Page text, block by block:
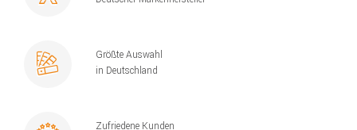
Größte Auswahl
in Deutschland
Zufriedene Kunden